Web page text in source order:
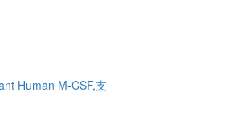
Human M-CSF,支